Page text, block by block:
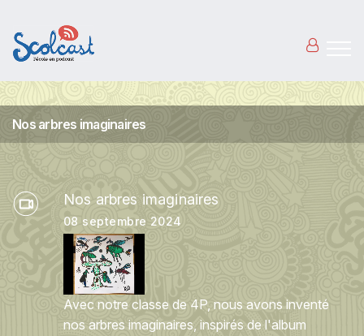
Nos arbres imaginaires
Nos arbres imaginaires
08 septembre 2024
Avec notre classe de 4P, nous avons inventé
nos arbres imaginaires, inspirés de l'album